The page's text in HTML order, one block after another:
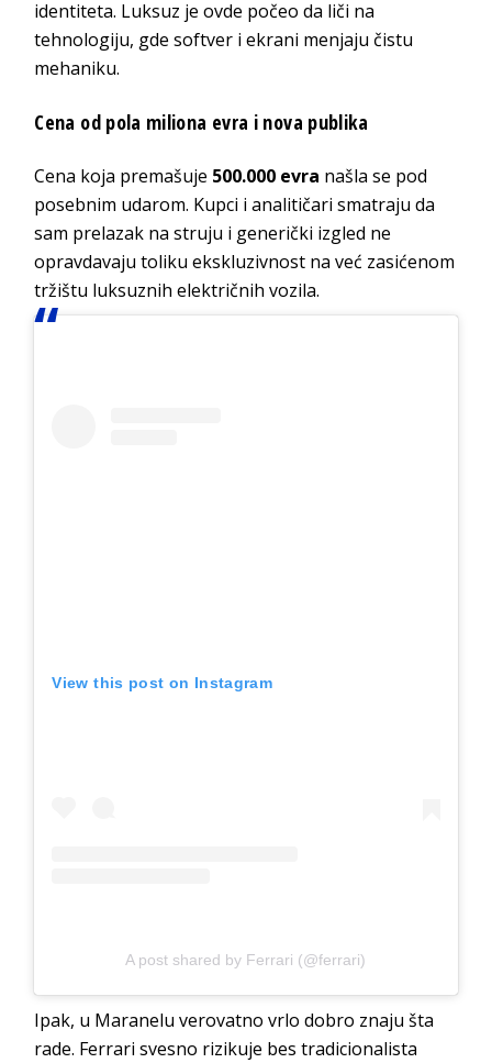
identiteta. Luksuz je ovde počeo da liči na
tehnologiju, gde softver i ekrani menjaju čistu
mehaniku.
Cena od pola miliona evra i nova publika
Cena koja premašuje 500.000 evra našla se pod
posebnim udarom. Kupci i analitičari smatraju da
sam prelazak na struju i generički izgled ne
opravdavaju toliku ekskluzivnost na već zasićenom
tržištu luksuznih električnih vozila.
View this post on Instagram
A post shared by Ferrari (@ferrari)
Ipak, u Maranelu verovatno vrlo dobro znaju šta
rade. Ferrari svesno rizikuje bes tradicionalista